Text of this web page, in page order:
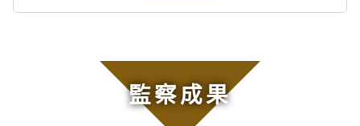
監察成果